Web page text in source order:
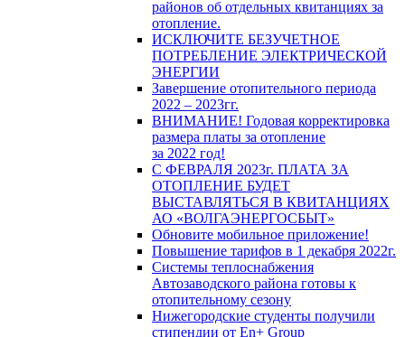
районов об отдельных квитанциях за
отопление.
ИСКЛЮЧИТЕ БЕЗУЧЕТНОЕ
ПОТРЕБЛЕНИЕ ЭЛЕКТРИЧЕСКОЙ
ЭНЕРГИИ
Завершение отопительного периода
2022 – 2023гг.
ВНИМАНИЕ! Годовая корректировка
размера платы за отопление
за 2022 год!
С ФЕВРАЛЯ 2023г. ПЛАТА ЗА
ОТОПЛЕНИЕ БУДЕТ
ВЫСТАВЛЯТЬСЯ В КВИТАНЦИЯХ
АО «ВОЛГАЭНЕРГОСБЫТ»
Обновите мобильное приложение!
Повышение тарифов в 1 декабря 2022г.
Системы теплоснабжения
Автозаводского района готовы к
отопительному сезону
Нижегородские студенты получили
стипендии от En+ Group